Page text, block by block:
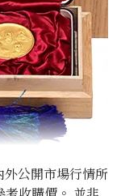
公開市場行情所